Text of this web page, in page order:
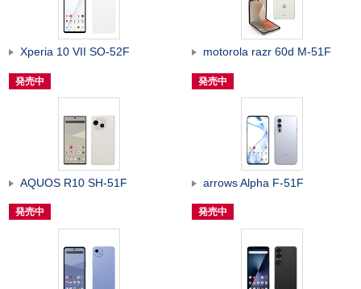
Xperia 10 VII SO-52F
発売中
motorola razr 60d M-51F
発売中
AQUOS R10 SH-51F
発売中
arrows Alpha F-51F
発売中